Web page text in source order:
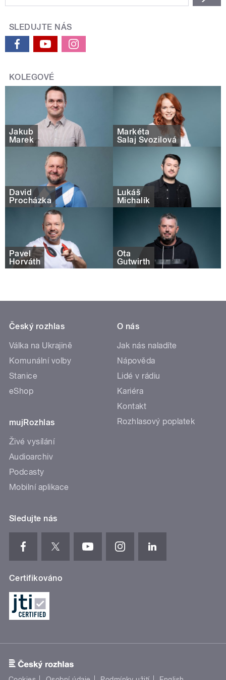
SLEDUJTE NÁS
KOLEGOVÉ
Jakub
Marek
Markéta
Salaj Svozilová
David
Procházka
Lukáš
Michalík
Pavel
Horváth
Ota
Gutwirth
Český rozhlas
Válka na Ukrajině
Komunální volby
Stanice
eShop
mujRozhlas
Živé vysílání
Audioarchiv
Podcasty
Mobilní aplikace
O nás
Jak nás naladíte
Nápověda
Lidé v rádiu
Kariéra
Kontakt
Rozhlasový poplatek
Sledujte nás
Certifikováno